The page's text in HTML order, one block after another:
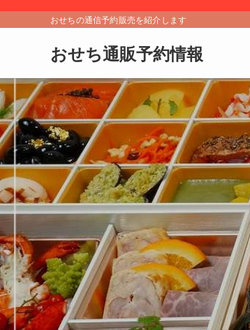
おせちの通信予約販売を紹介します
おせち通販予約情報